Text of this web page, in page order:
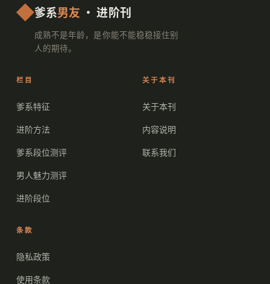
爹系男友 · 进阶刊
成熟不是年龄，是你能不能稳稳接住别
人的期待。
栏目
爹系特征
进阶方法
爹系段位测评
男人魅力测评
进阶段位
关于本刊
关于本刊
内容说明
联系我们
条款
隐私政策
使用条款